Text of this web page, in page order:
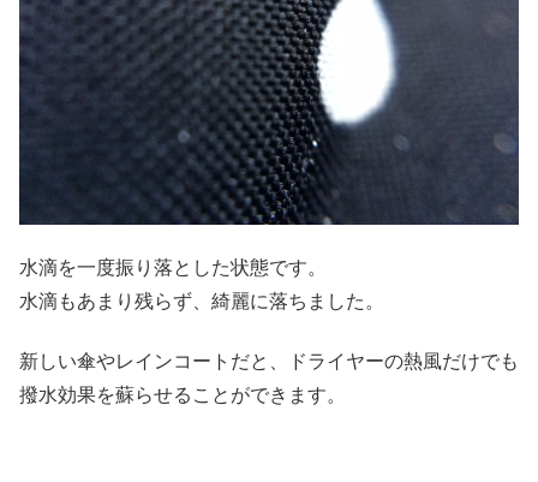
水滴を一度振り落とした状態です。
水滴もあまり残らず、綺麗に落ちました。
新しい傘やレインコートだと、ドライヤーの熱風だけでも
撥水効果を蘇らせることができます。